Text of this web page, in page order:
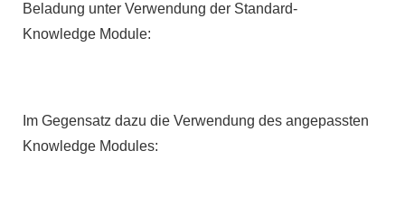
Beladung unter Verwendung der Standard-
Knowledge Module:
Im Gegensatz dazu die Verwendung des angepassten
Knowledge Modules: